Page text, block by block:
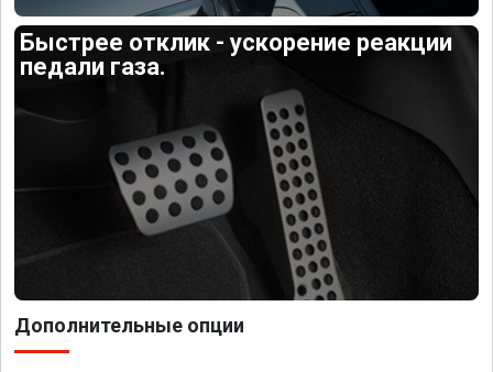
Быстрее отклик - ускорение реакции
педали газа.
Дополнительные опции